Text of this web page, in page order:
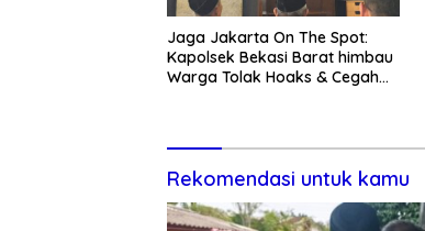
Jaga Jakarta On The Spot:
Kapolsek Bekasi Barat himbau
Warga Tolak Hoaks & Cegah
Rekomendasi untuk kamu